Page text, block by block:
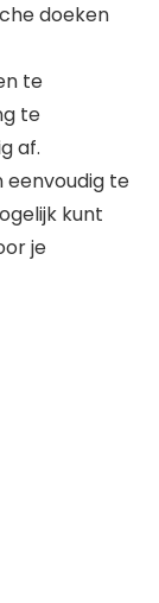
doeken
te
te
af.
eenvoudig te
kunt
je